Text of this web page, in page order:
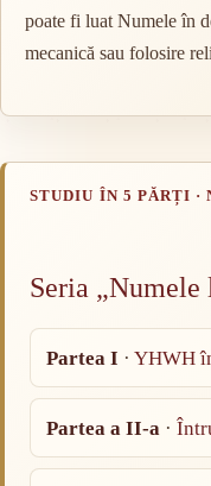
poate fi luat Numele în
mecanică sau folosire
STUDIU ÎN 5 PĂRȚI ·
Seria
Partea I ·YHWH
Partea a II-a ·